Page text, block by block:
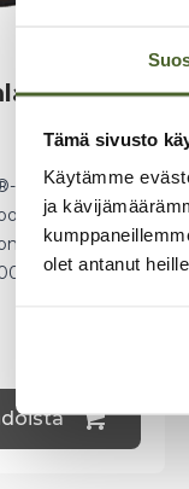
Tämä sivusto
Käytämme
ja
olet antanut
uute
mg /